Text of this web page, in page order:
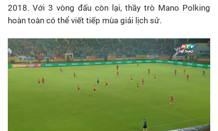
2018. Với 3 vòng đấu còn lại, thầy trò Mano Polking
hoàn toàn có thể viết tiếp mùa giải lịch sử.